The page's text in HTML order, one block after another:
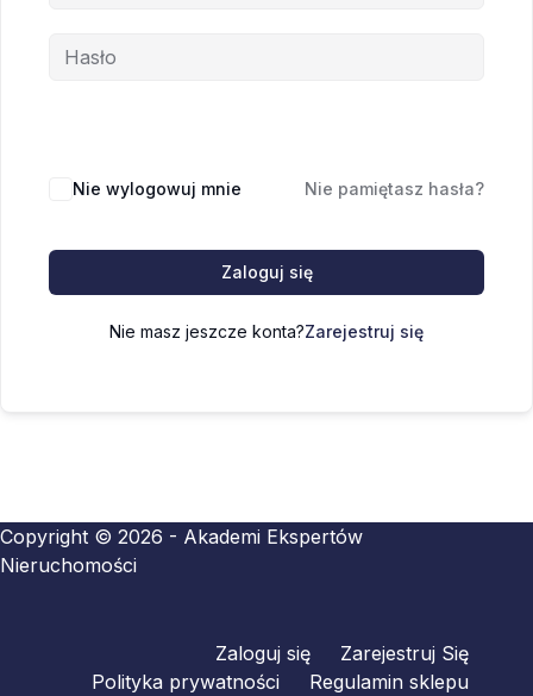
Nie wylogowuj mnie Nie pamiętasz hasła?
Zaloguj się
Nie masz jeszcze konta?Zarejestruj się
Copyright © 2026 - Akademi Ekspertów
Nieruchomości
Zaloguj się
Zarejestruj Się
Polityka prywatności
Regulamin sklepu